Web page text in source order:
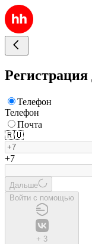
Телефон
Телефон
Почта
🇷🇺
+7
Дальше
Войти с помощью
+ 3